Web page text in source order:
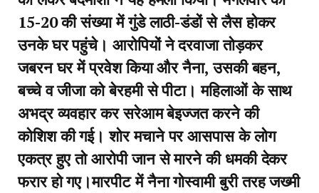
15-20 की संख्या में गुंडे लाठी-डंडों से लैस होकर
उनके घर पहुंचे। आरोपियों ने दरवाजा तोड़कर
जबरन घर में प्रवेश किया और नैना, उसकी बहन,
बच्चे व जीजा को बेरहमी से पीटा। महिलाओं के साथ
अभद्र व्यवहार कर सरेआम बेइज्जत करने की
कोशिश की गई। शोर मचाने पर आसपास के लोग
एकत्र हुए तो आरोपी जान से मारने की धमकी देकर
फरार हो गए।मारपीट में नैना गोस्वामी बुरी तरह जख्मी